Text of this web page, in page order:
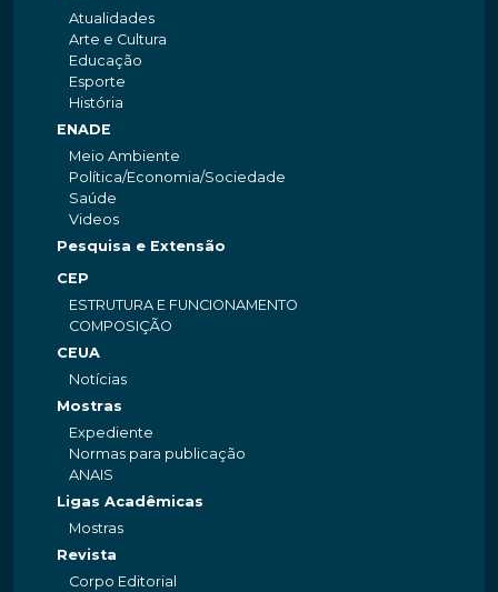
Atualidades
Arte e Cultura
Educação
Esporte
História
ENADE
Meio Ambiente
Política/Economia/Sociedade
Saúde
Videos
Pesquisa e Extensão
CEP
ESTRUTURA E FUNCIONAMENTO
COMPOSIÇÃO
CEUA
Notícias
Mostras
Expediente
Normas para publicação
ANAIS
Ligas Acadêmicas
Mostras
Revista
Corpo Editorial